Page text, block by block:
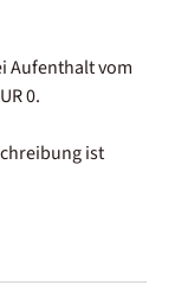
Aufenthalt vom
0.
ist